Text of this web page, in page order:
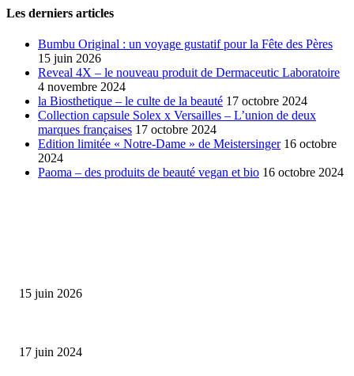
Les derniers articles
Bumbu Original : un voyage gustatif pour la Fête des Pères
15 juin 2026
Reveal 4X – le nouveau produit de Dermaceutic Laboratoire
4 novembre 2024
la Biosthetique – le culte de la beauté 17 octobre 2024
Collection capsule Solex x Versailles – L’union de deux
marques françaises 17 octobre 2024
Edition limitée « Notre-Dame » de Meistersinger 16 octobre
2024
Paoma – des produits de beauté vegan et bio 16 octobre 2024
15 juin 2026
17 juin 2024